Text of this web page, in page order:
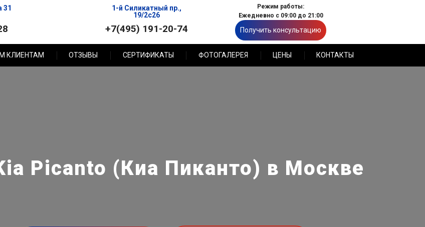
31
1-й Силикатный пр.,
19/2с26
+7(495) 191-20-74
Режим работы:
Ежедневно с 09:00 до 21:00
Получить консультацию
КЛИЕНТАМ ОТЗЫВЫ СЕРТИФИКАТЫ ФОТОГАЛЕРЕЯ ЦЕНЫ КОНТАКТЫ
Picanto (Киа Пиканто) в Москве